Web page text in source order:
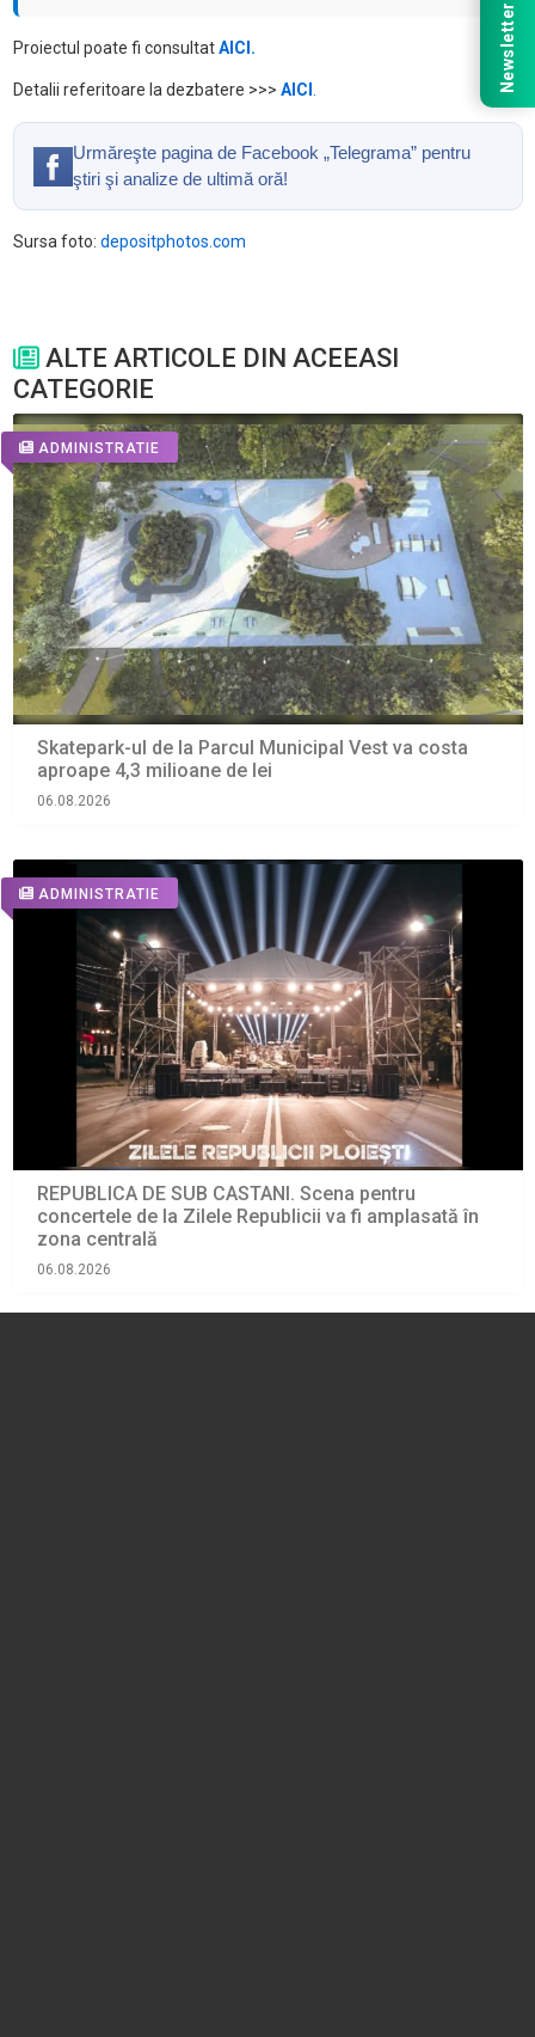
Proiectul poate fi consultatAICI.
Detalii referitoare la dezbatere >>> AICI .
Urmăreşte pagina de Facebook „Telegrama” pentru
ştiri şi analize de ultimă oră!
Sursa foto: depositphotos.com
ALTE ARTICOLE DIN ACEEASI
CATEGORIE
ADMINISTRATIE
Skatepark-ul de la Parcul Municipal Vest va costa
aproape 4,3 milioane de lei
06.08.2026
ADMINISTRATIE
REPUBLICA DE SUB CASTANI. Scena pentru
concertele de la Zilele Republicii va fi amplasată în
zona centrală
06.08.2026
Newsletter